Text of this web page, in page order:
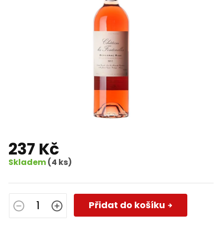
237 Kč
Skladem(4 ks)
Měrná
cena:
Přidat do košíku